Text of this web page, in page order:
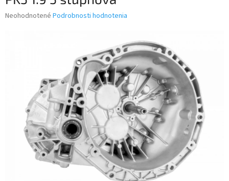
Priemerné
hviezdičiek.
Neohodnotené Podrobnosti hodnotenia